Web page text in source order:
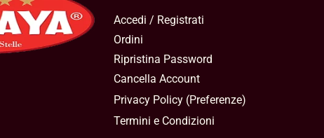
Accedi / Registrati
Ordini
Ripristina Password
Cancella Account
Privacy Policy(Preferenze)
Termini e Condizioni